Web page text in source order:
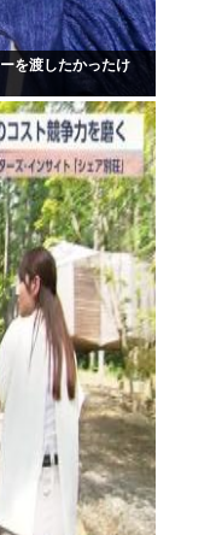
を渡したかったけ